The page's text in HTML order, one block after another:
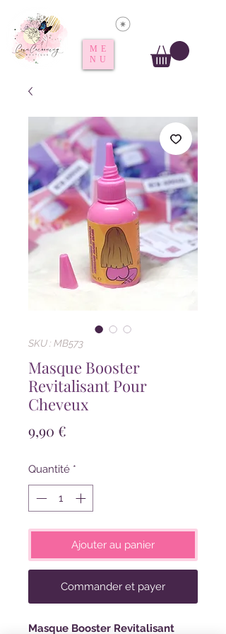
ME
NU
SKU : MB573
Masque Booster
Revitalisant Pour
Cheveux
9,90 €
Quantité *
Ajouter au panier
Commander et payer
Masque Booster Revitalisant